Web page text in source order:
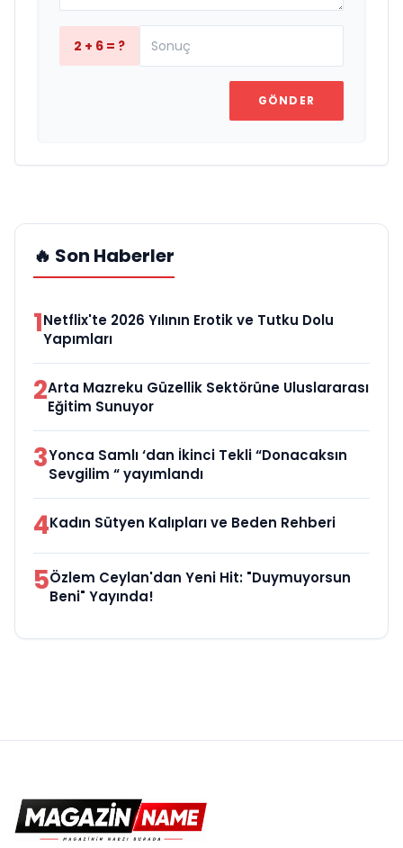
2 + 6 = ?
GÖNDER
🔥 Son Haberler
1Netflix'te 2026 Yılının Erotik ve Tutku Dolu
Yapımları
2Arta Mazreku Güzellik Sektörüne Uluslararası
Eğitim Sunuyor
3Yonca Samlı ‘dan İkinci Tekli “Donacaksın
Sevgilim “ yayımlandı
4Kadın Sütyen Kalıpları ve Beden Rehberi
5Özlem Ceylan'dan Yeni Hit: "Duymuyorsun
Beni" Yayında!